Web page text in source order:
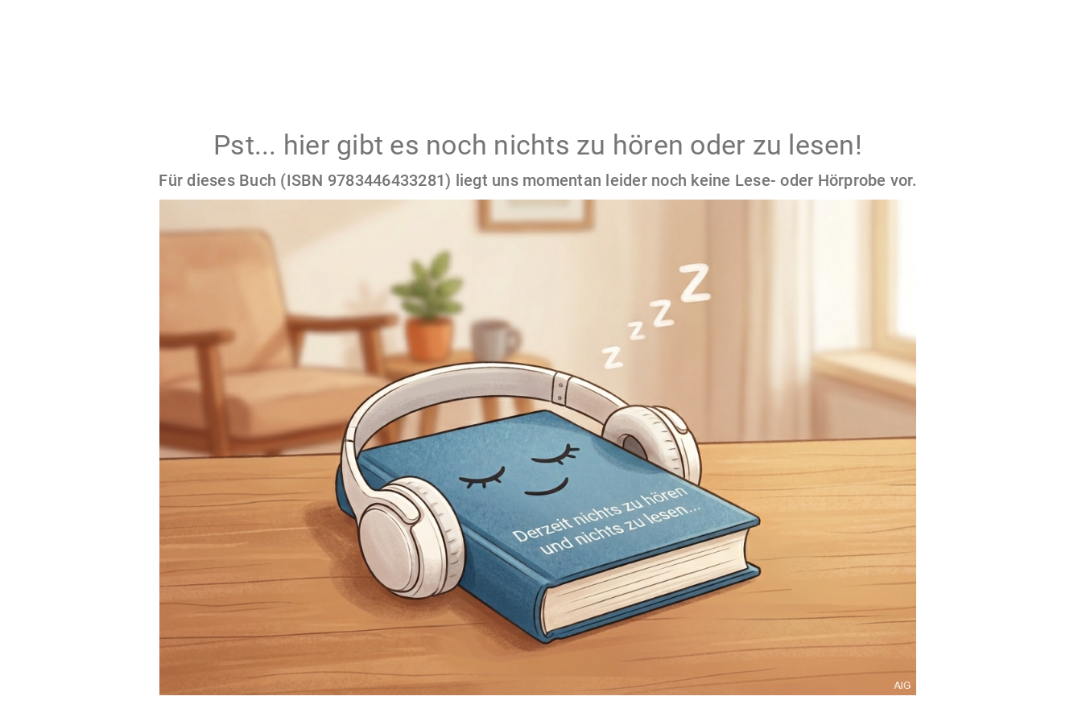
Pst... hier gibt es noch nichts zu hören oder zu lesen!
Für dieses Buch (ISBN 9783446433281) liegt uns momentan leider noch keine Lese- oder Hörprobe vor.